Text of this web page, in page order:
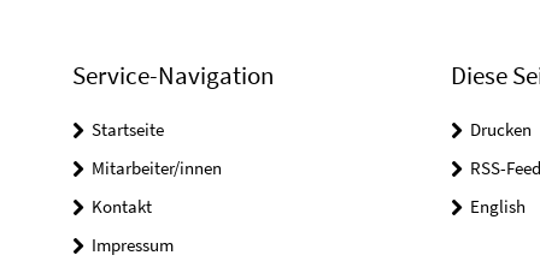
Service-Navigation
Startseite
Mitarbeiter/innen
Kontakt
Impressum
Diese
Drucken
RSS-
English